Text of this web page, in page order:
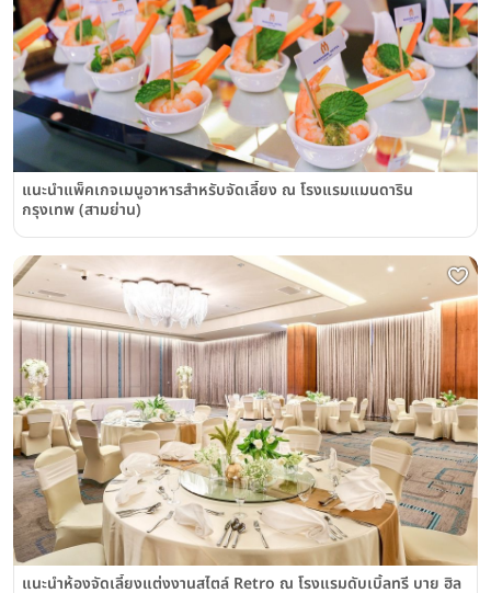
แนะนำแพ็คเกจเมนูอาหารสำหรับจัดเลี้ยง ณ โรงแรมแมนดาริน
กรุงเทพ (สามย่าน)
แนะนำห้องจัดเลี้ยงแต่งงานสไตล์ Retro ณ โรงแรมดับเบิ้ลทรี บาย ฮิล